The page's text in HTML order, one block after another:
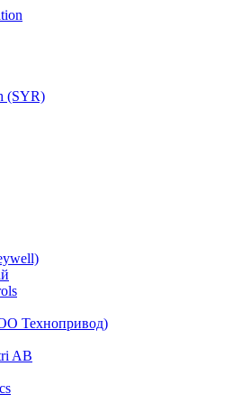
(SYR)
Технопривод)
AB